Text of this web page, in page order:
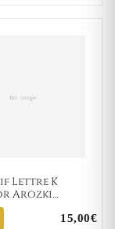
Lettre K
Arozki
15,00€